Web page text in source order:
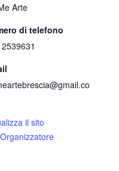
Arte
di telefono
il sito